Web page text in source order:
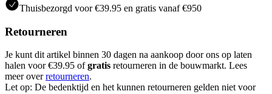
Thuisbezorgd voor €39.95 en gratis vanaf €950
Retourneren
Je kunt dit artikel binnen 30 dagen na aankoop door ons op laten
halen voor €39.95 ofgratis retourneren in de bouwmarkt. Lees
meer overretourneren.
Let op: De bedenktijd en het kunnen retourneren gelden niet voor